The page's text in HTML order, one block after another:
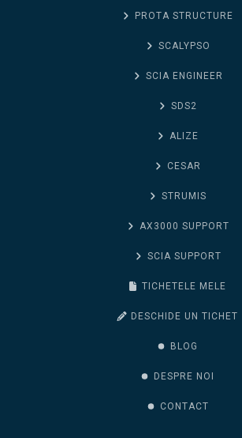
PROTA STRUCTURE
SCALYPSO
SCIA ENGINEER
SDS2
ALIZE
CESAR
STRUMIS
AX3000 SUPPORT
SCIA SUPPORT
TICHETELE MELE
DESCHIDE UN TICHET
BLOG
DESPRE NOI
CONTACT